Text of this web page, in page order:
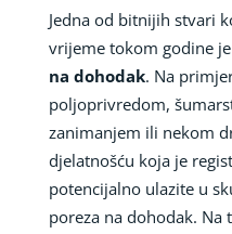
Jedna od bitnijih stvari
vrijeme tokom godine
na dohodak. Na
poljoprivredom,
zanimanjem ili nekom
djelatnošću koja je
potencijalno ulazite u
poreza na dohodak.